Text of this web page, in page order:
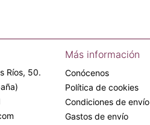
Ríos, 50.
Más información
Conócenos
Política de cookies
Condiciones de envío
Gastos de envío